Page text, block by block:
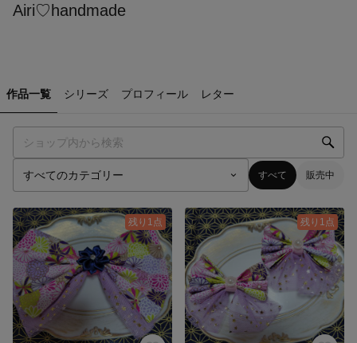
Airi♡handmade
作品一覧 シリーズ プロフィール レター
すべて 販売中
残り1点 残り1点